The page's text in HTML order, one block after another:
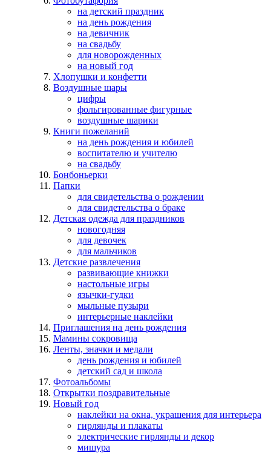
на детский праздник
на день рождения
на девичник
на свадьбу
для новорожденных
на новый год
Хлопушки и конфетти
Воздушные шары
цифры
фольгированные фигурные
воздушные шарики
Книги пожеланий
на день рождения и юбилей
воспитателю и учителю
на свадьбу
Бонбоньерки
Папки
для свидетельства о рождении
для свидетельства о браке
Детская одежда для праздников
новогодняя
для девочек
для мальчиков
Детские развлечения
развивающие книжки
настольные игры
язычки-гудки
мыльные пузыри
интерьерные наклейки
Приглашения на день рождения
Мамины сокровища
Ленты, значки и медали
день рождения и юбилей
детский сад и школа
Фотоальбомы
Открытки поздравительные
Новый год
наклейки на окна, украшения для интерьера
гирлянды и плакаты
электрические гирлянды и декор
мишура